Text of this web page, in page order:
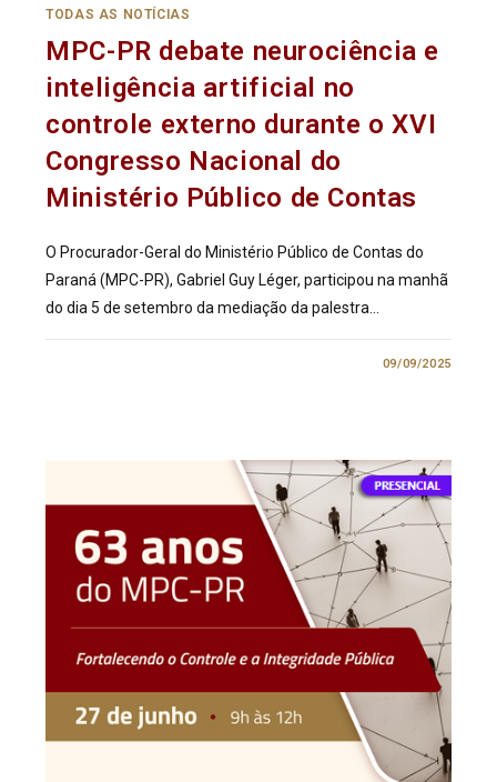
TODAS AS NOTÍCIAS
MPC-PR debate neurociência e
inteligência artificial no
controle externo durante o XVI
Congresso Nacional do
Ministério Público de Contas
O Procurador-Geral do Ministério Público de Contas do
Paraná (MPC-PR), Gabriel Guy Léger, participou na manhã
do dia 5 de setembro da mediação da palestra…
09/09/2025